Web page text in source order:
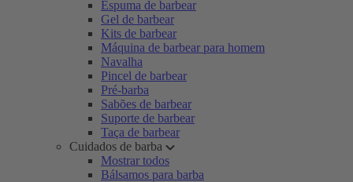
Espuma de barbear
Gel de barbear
Kits de barbear
Máquina de barbear para homem
Navalha
Pincel de barbear
Pré-barba
Sabões de barbear
Suporte de barbear
Taça de barbear
Cuidados de barba
Mostrar todos
Bálsamos para barba